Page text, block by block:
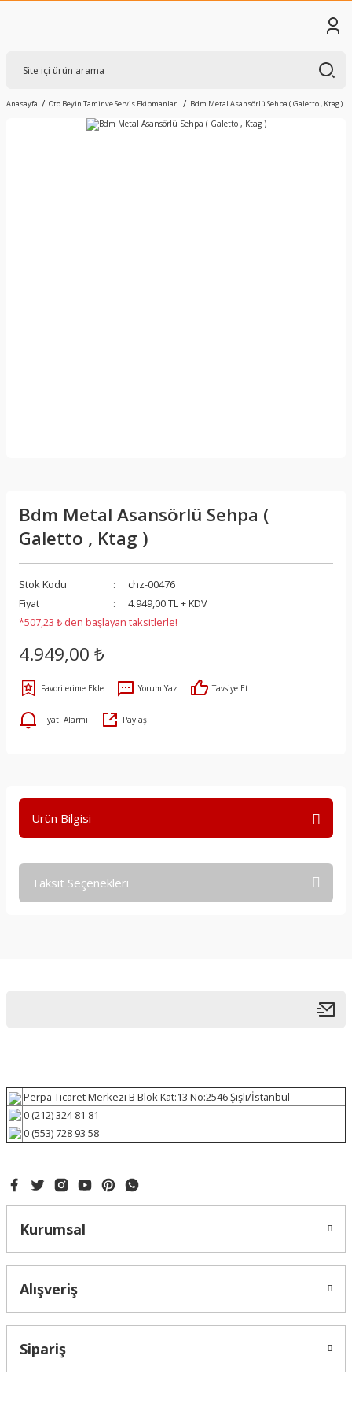
Anasayfa Oto Beyin Tamir ve Servis Ekipmanları Bdm Metal Asansörlü Sehpa ( Galetto , Ktag )
Bdm Metal Asansörlü Sehpa (
Galetto , Ktag )
Stok Kodu
chz-00476
Fiyat
4.949,00 TL + KDV
*507,23 ₺ den başlayan taksitlerle!
4.949,00 ₺
Yorum Yaz Tavsiye Et
Fiyatı Alarmı Paylaş
Ürün Bilgisi
Taksit Seçenekleri
Perpa Ticaret Merkezi B Blok Kat:13 No:2546 Şişli/İstanbul
0 (212) 324 81 81
0 (553) 728 93 58
Kurumsal
Alışveriş
Sipariş